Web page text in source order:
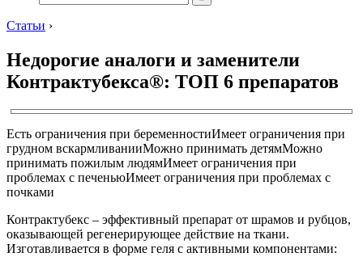
Статьи ›
Недорогие аналоги и заменители
Контрактубекса®: ТОП 6 препаратов
Есть ограничения при беременностиИмеет ограничения при
грудном вскармливанииМожно принимать детямМожно
принимать пожилым людямИмеет ограничения при
проблемах с печеньюИмеет ограничения при проблемах с
почками
Контрактубекс – эффективный препарат от шрамов и рубцов,
оказывающей регенерирующее действие на ткани.
Изготавливается в форме геля с активными компонентами: